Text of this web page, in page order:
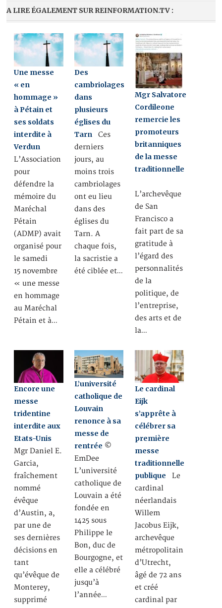
A LIRE ÉGALEMENT SUR REINFORMATION.TV :
Une messe
« en
hommage »
à Pétain et
ses soldats
interdite à
Verdun
L’Association
pour
défendre la
mémoire du
Maréchal
Pétain
(ADMP) avait
organisé pour
le samedi
15 novembre
« une messe
en hommage
au Maréchal
Pétain et à…
Des
cambriolages
dans
plusieurs
églises du
Tarn Ces
derniers
jours, au
moins trois
cambriolages
ont eu lieu
dans des
églises du
Tarn. A
chaque fois,
la sacristie a
été ciblée et…
Mgr Salvatore
Cordileone
remercie les
promoteurs
britanniques
de la messe
traditionnelle
L’archevêque
de San
Francisco a
fait part de sa
gratitude à
l’égard des
personnalités
de la
politique, de
l’entreprise,
des arts et de
la…
Encore une
messe
tridentine
interdite aux
Etats-Unis
Mgr Daniel E.
Garcia,
fraîchement
nommé
évêque
d’Austin, a,
par une de
ses dernières
décisions en
tant
qu’évêque de
Monterey,
supprimé
L’université
catholique de
Louvain
renonce à sa
messe de
rentrée ©
EmDee
L’université
catholique de
Louvain a été
fondée en
1425 sous
Philippe le
Bon, duc de
Bourgogne, et
elle a célébré
jusqu’à
l’année…
Le cardinal
Eijk
s’apprête à
célébrer sa
première
messe
traditionnelle
publique Le
cardinal
néerlandais
Willem
Jacobus Eijk,
archevêque
métropolitain
d’Utrecht,
âgé de 72 ans
et créé
cardinal par